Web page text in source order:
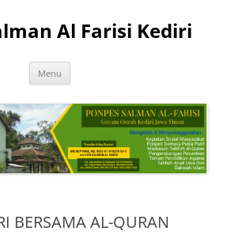
Al Farisi Kediri
Menu
BERSAMA AL-QURAN